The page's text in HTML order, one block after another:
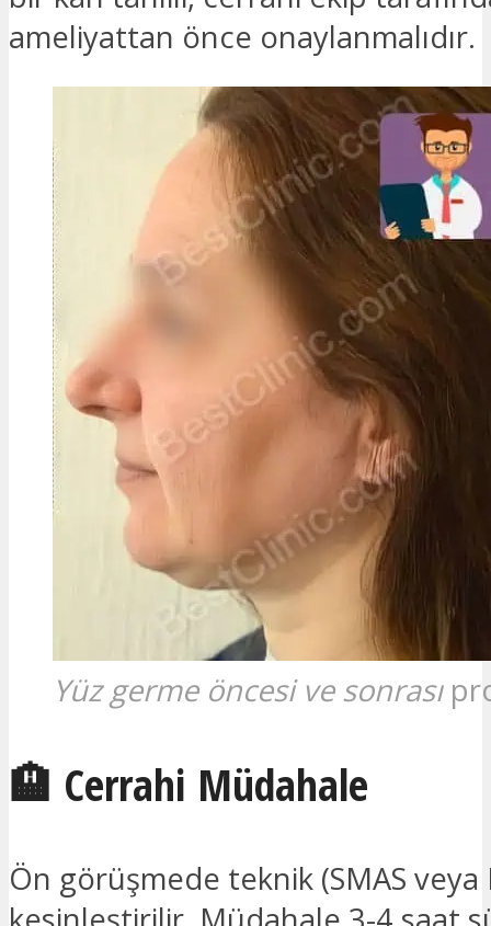
ameliyattan önce onaylanmalıdır.
Yüz germe öncesi ve sonrası
🏨 Cerrahi Müdahale
Ön görüşmede teknik (SMAS veya